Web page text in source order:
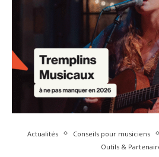
Actualités Conseils pour musiciens
Outils &